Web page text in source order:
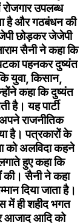
उपलब्ध
है और गठबंधन की
छोड़कर जेजेपी
सैनी ने कहा कि
पहनकर दुष्यंत
युवा, किसान,
कहा कि दुष्यंत
है। यह पार्टी
राजनीतिक
है। पत्रकारों के
को अलविदा कहने
हुए कहा कि
की। सैनी ने कहा
दिया जाता है।
में ही शहीद भगत
आजाद आदि को